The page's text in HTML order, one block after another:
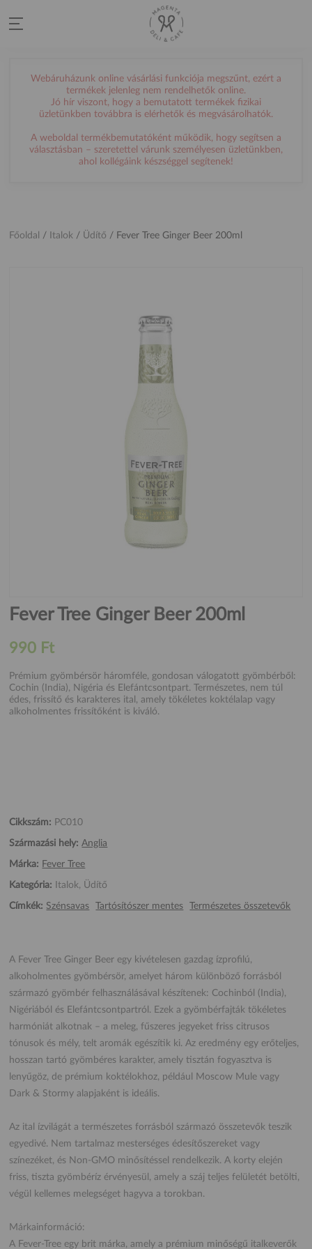
Webáruházunk online vásárlási funkciója megszűnt, ezért a
termékek jelenleg nem rendelhetők online.
Jó hír viszont, hogy a bemutatott termékek fizikai
üzletünkben továbbra is elérhetők és megvásárolhatók.
A weboldal termékbemutatóként működik, hogy segítsen a
választásban – szeretettel várunk személyesen üzletünkben,
ahol kollégáink készséggel segítenek!
Főoldal / Italok / Üdítő / Fever Tree Ginger Beer 200ml
Fever Tree Ginger Beer 200ml
990 Ft
Prémium gyömbérsör háromféle, gondosan válogatott gyömbérből:
Cochin (India), Nigéria és Elefántcsontpart. Természetes, nem túl
édes, frissítő és karakteres ital, amely tökéletes koktélalap vagy
alkoholmentes frissítőként is kiváló.
Cikkszám: PC010
Származási hely: Anglia
Márka: Fever Tree
Kategória: Italok, Üdítő
Címkék: Szénsavas Tartósítószer mentes Természetes összetevők
A Fever Tree Ginger Beer egy kivételesen gazdag ízprofilú,
alkoholmentes gyömbérsör, amelyet három különböző forrásból
származó gyömbér felhasználásával készítenek: Cochinból (India),
Nigériából és Elefántcsontpartról. Ezek a gyömbérfajták tökéletes
harmóniát alkotnak – a meleg, fűszeres jegyeket friss citrusos
tónusok és mély, telt aromák egészítik ki. Az eredmény egy erőteljes,
hosszan tartó gyömbéres karakter, amely tisztán fogyasztva is
lenyűgöz, de prémium koktélokhoz, például Moscow Mule vagy
Dark & Stormy alapjaként is ideális.
Az ital ízvilágát a természetes forrásból származó összetevők teszik
egyedivé. Nem tartalmaz mesterséges édesítőszereket vagy
színezéket, és Non-GMO minősítéssel rendelkezik. A korty elején
friss, tiszta gyömbéríz érvényesül, amely a száj teljes felületét betölti,
végül kellemes melegséget hagyva a torokban.
Márkainformáció:
A Fever-Tree egy brit márka, amely a prémium minőségű italkeverők